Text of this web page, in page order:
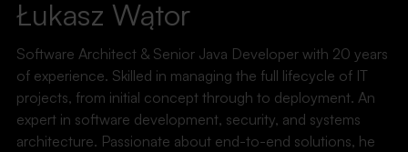
Łukasz Wątor
Software Architect & Senior Java Developer with 20 years
of experience. Skilled in managing the full lifecycle of IT
projects, from initial concept through to deployment. An
expert in software development, security, and systems
architecture. Passionate about end-to-end solutions, he